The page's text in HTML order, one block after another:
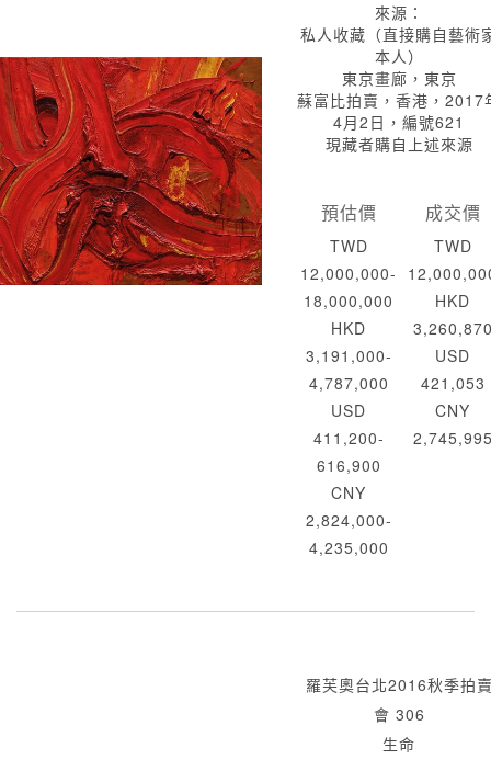
來源：
私人收藏（直接購自藝術
本人）
東京畫廊，東京
蘇富比拍賣，香港，2017
4月2日，編號621
現藏者購自上述來源
預估價
TWD
12,000,000-
18,000,000
HKD
3,191,000-
4,787,000
USD
411,200-
616,900
CNY
2,824,000-
4,235,000
成交價
TWD
HKD
USD
421,053
CNY
羅芙奧台北2016秋季拍
會 306
生命